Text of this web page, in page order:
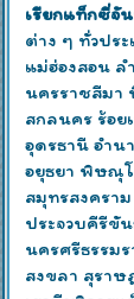
เรียกแท็กซี่จั
ต่าง ๆ ทั่วปร
แม่ฮ่องสอน
นครราชสีมา
สกลนคร ร้อย
อุดรธานี อำ
อยุธยา พิษณุ
สมุทรสงครา
ประจวบคีรีขั
นครศรีธรรม
สงขลา สุราษ